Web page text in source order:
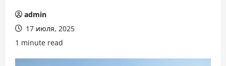
admin
17 июля, 2025
1 minute read